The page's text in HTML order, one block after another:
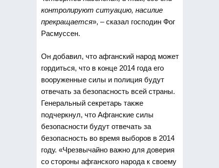
контролируют ситуацию, насилие
прекращается», – сказал господин Фог
Расмуссен.
Он добавил, что афганский народ может
гордиться, что в конце 2014 года его
вооруженные силы и полиция будут
отвечать за безопасность всей страны.
Генеральный секретарь также
подчеркнул, что Афганские силы
безопасности будут отвечать за
безопасность во время выборов в 2014
году. «Чрезвычайно важно для доверия
со стороны афганского народа к своему